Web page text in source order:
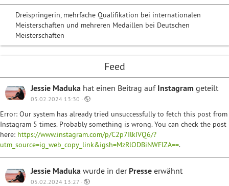
Dreispringerin, mehrfache Qualifikation bei internationalen
Meisterschaften und mehreren Medaillen bei Deutschen
Meisterschaften
Feed
Jessie Maduka hat einen Beitrag auf Instagram geteilt
05.02.2024 13:30 ·
Error: Our system has already tried unsuccessfully to fetch this post from
Instagram 5 times. Probably something is wrong. You can check the post
here: https://www.instagram.com/p/C2p7IlkIVQ6/?
utm_source=ig_web_copy_link&igsh=MzRlODBiNWFlZA==.
Jessie Maduka wurde in der Presse erwähnt
05.02.2024 13:27 ·